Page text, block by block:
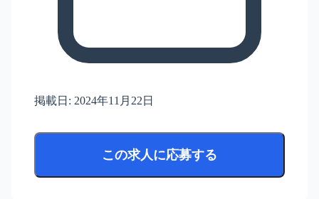
掲載日: 2024年11月22日
この求人に応募する